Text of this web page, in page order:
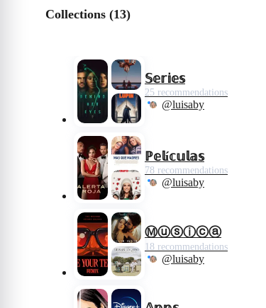
realmente hermoso
Collections (13)
𝕊𝕖𝕣𝕚𝕖𝕤
25 recommendations
@luisaby
ℙ𝕖𝕝í𝕔𝕦𝕝𝕒𝕤
78 recommendations
@luisaby
Ⓜⓤⓢⓘⓒⓐ
18 recommendations
@luisaby